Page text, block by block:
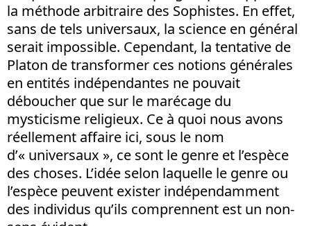
la méthode arbitraire des Sophistes. En effet,
sans de tels universaux, la science en général
serait impossible. Cependant, la tentative de
Platon de transformer ces notions générales
en entités indépendantes ne pouvait
déboucher que sur le marécage du
mysticisme religieux. Ce à quoi nous avons
réellement affaire ici, sous le nom
d’« universaux », ce sont le genre et l’espèce
des choses. L’idée selon laquelle le genre ou
l’espèce peuvent exister indépendamment
des individus qu’ils comprennent est un non-